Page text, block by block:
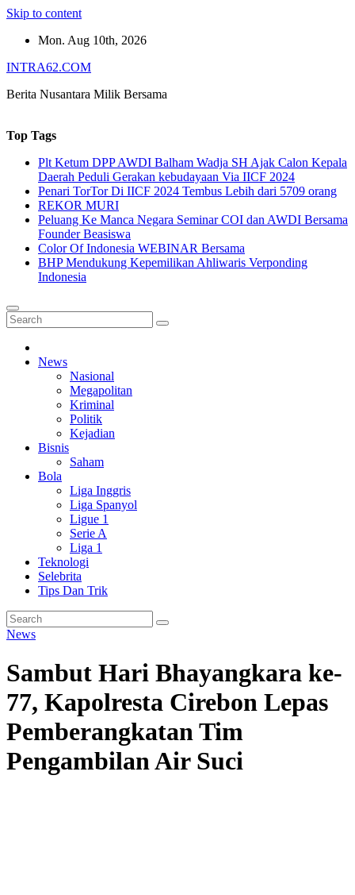
Skip to content
Mon. Aug 10th, 2026
INTRA62.COM
Berita Nusantara Milik Bersama
Top Tags
Plt Ketum DPP AWDI Balham Wadja SH Ajak Calon Kepala
Daerah Peduli Gerakan kebudayaan Via IICF 2024
Penari TorTor Di IICF 2024 Tembus Lebih dari 5709 orang
REKOR MURI
Peluang Ke Manca Negara Seminar COI dan AWDI Bersama
Founder Beasiswa
Color Of Indonesia WEBINAR Bersama
BHP Mendukung Kepemilikan Ahliwaris Verponding
Indonesia
News
Nasional
Megapolitan
Kriminal
Politik
Kejadian
Bisnis
Saham
Bola
Liga Inggris
Liga Spanyol
Ligue 1
Serie A
Liga 1
Teknologi
Selebrita
Tips Dan Trik
News
Sambut Hari Bhayangkara ke-
77, Kapolresta Cirebon Lepas
Pemberangkatan Tim
Pengambilan Air Suci